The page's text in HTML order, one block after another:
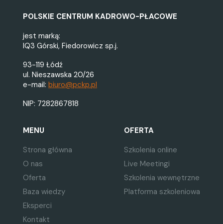
POLSKIE CENTRUM KADROWO-PŁACOWE
jest marką:
IQ3 Górski, Fiedorowicz sp.j.
93-119 Łódź
ul. Nieszawska 20/26
e-mail: biuro@pckp.pl
NIP: 7282867818
MENU
Strona główna
O nas
Oferta
Baza wiedzy
Eksperci
Kontakt
OFERTA
Szkolenia online
Live Meetingi
Szkolenia wewnętrzne
Platforma szkoleniowa